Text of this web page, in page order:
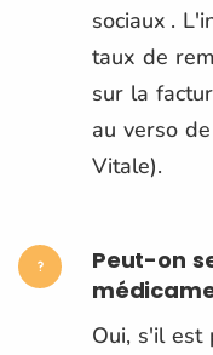
sociaux .
taux de
sur la
au verso
Vitale).
Peut-on
Oui, s'il est